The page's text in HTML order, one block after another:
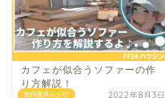
創作家具レシピ
カフェが似合うソファーの作
り方解説！
2022年8月3日